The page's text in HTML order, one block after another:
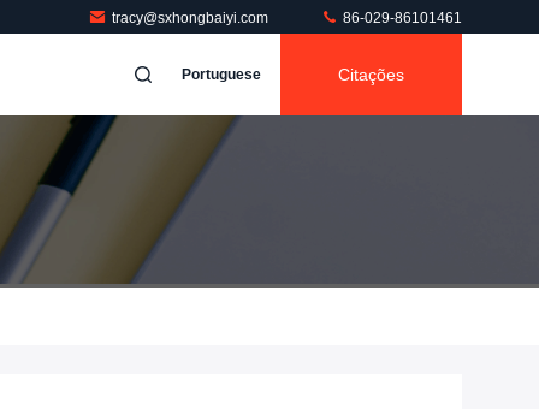
tracy@sxhongbaiyi.com 86-029-86101461
Portuguese Citações